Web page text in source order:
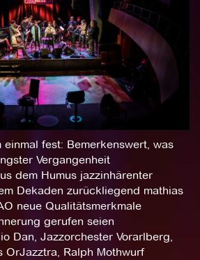
fest: Bemerkenswert, was
Vergangenheit
dem Humus jazzinhärenter
Dekaden zurückliegend mathias
neue Qualitätsmerkmale
gerufen seien
Dan, Jazzorchester Vorarlberg,
OrJazztra, Ralph Mothwurf